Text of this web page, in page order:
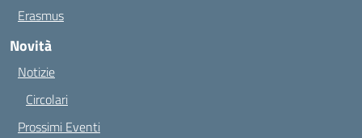
Erasmus
Novità
Notizie
Circolari
Prossimi Eventi